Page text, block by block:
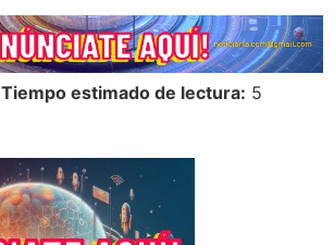
Tiempo estimado de lectura: 5